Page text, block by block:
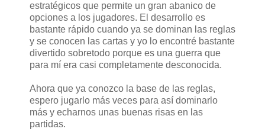
estratégicos que permite un gran abanico de
opciones a los jugadores. El desarrollo es
bastante rápido cuando ya se dominan las reglas
y se conocen las cartas y yo lo encontré bastante
divertido sobretodo porque es una guerra que
para mí era casi completamente desconocida.
Ahora que ya conozco la base de las reglas,
espero jugarlo más veces para así dominarlo
más y echarnos unas buenas risas en las
partidas.